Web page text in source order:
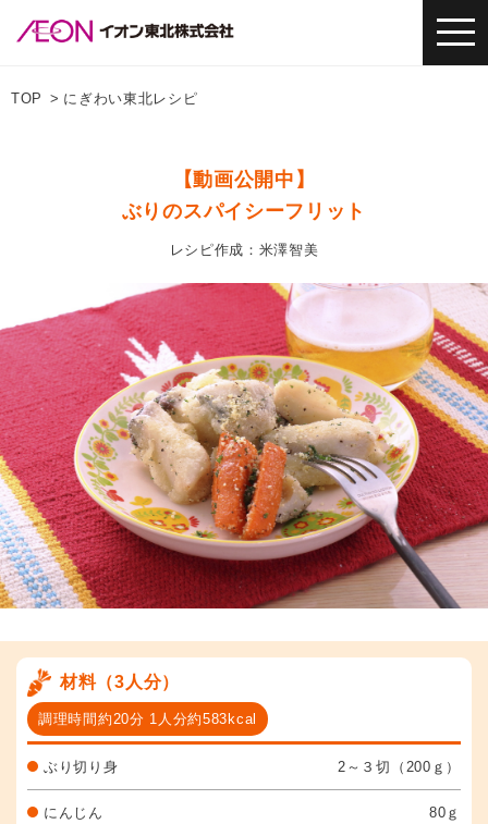
TOP にぎわい東北レシピ
【動画公開中】
ぶりのスパイシーフリット
レシピ作成：米澤智美
材料（3人分）
調理時間約20分 1人分約583kcal
ぶり切り身 2～３切（200ｇ）
にんじん 80ｇ